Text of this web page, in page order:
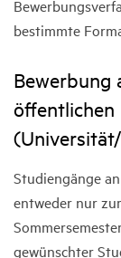
bestimmte
Bewerbung
öffentlichen
Studiengänge
entweder nur
gewünschter